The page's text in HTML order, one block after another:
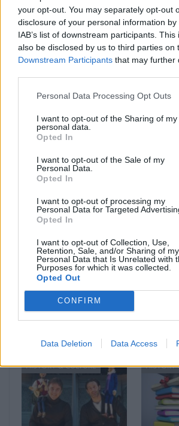
your opt-out. You may separately opt-out
disclosure of your personal information
IAB’s list of downstream participants.
also be disclosed by us to third parties on
Downstream Participants that may further
Personal Data Processing Opt Outs
I want to opt-out of the Sharing of my
personal data.
Opted In
I want to opt-out of the Sale of my
Personal Data.
Opted In
I want to opt-out of processing my
Personal Data for Targeted
Opted In
I want to opt-out of Collection, Use,
Retention, Sale, and/or Sharing of my
Personal Data that Is Unrelated with
Purposes for which it was collected.
Opted Out
CONFIRM
Data Deletion Data Access
Σχολή Ζουανέα και διέπρεψε ως
ελαφρού τραγουδιού
σε διάφορα φεστιβάλ
Το τελευταίο βραβείο ήταν το
τραγούδι Καλωσόρισες έρωτα.
Άντζελα Ζήλεια ηθοποιός πέθανε
ΠΡΟΗΓΟΎΜΕΝΟ ΆΡΘΡΟ
Παραιτήθηκε από
πρόεδρος του ΣΥΡΙΖΑ ο
Αλέξης Τσίπρας – Δεν θα
είναι υποψήφιος στην
εκλογή νέας ηγεσίας
HISTORY & CULTURE HISTORY